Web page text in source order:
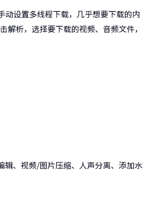
设置多线程下载，几乎想要下载的内
析，选择要下载的视频、音频文件，
辑、视频/图片压缩、人声分离、添加水